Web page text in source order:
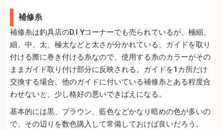
補修糸
補修糸は釣具店のD.I.Yコーナーでも売られているが、極細、
細、中、太、極太などと太さが分かれている。ガイドを取り
付ける際に巻き付ける糸なので、使用する糸のカラーがその
ままガイド取り付け部分に反映される。ガイドを1カ所だけ
交換する場合、他のガイドに付いている補修糸とある程度合
わせないと、少し格好の悪いできばえになる。
基本的には黒、ブラウン、藍色などかなり暗めの色が多いの
で、その辺りを数色購入して常備しておけば良いだろう。